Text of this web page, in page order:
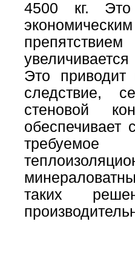
4500 кг.
Это
следствие,
стеновой
обеспечивает
требуемое
таких